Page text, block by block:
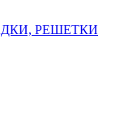
РЕШЕТКИ